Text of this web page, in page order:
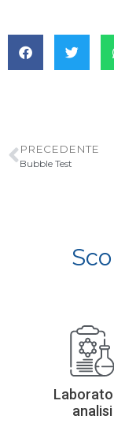
PRECEDENTE
Bubble Test
analisi